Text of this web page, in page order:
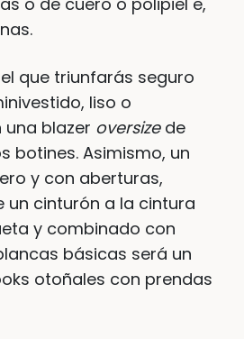
que triunfarás seguro
liso o
blazer oversizede
botines. Asimismo, un
y con aberturas,
cinturón a la cintura
y combinado con
básicas será un
otoñales con prendas